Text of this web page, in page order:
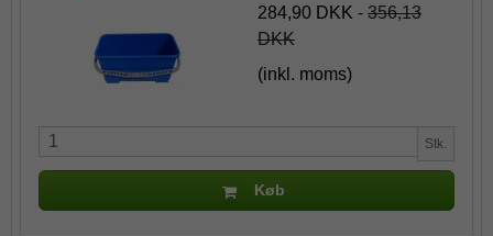
284,90 DKK - 356,13
DKK
(inkl. moms)
Stk.
Køb